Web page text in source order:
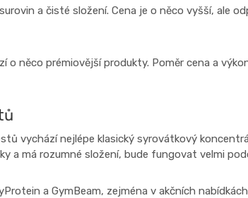
a čisté složení. Cena je o něco vyšší, ale
o něco prémiovější produkty. Poměr cena a
vychází nejlépe klasický syrovátkový
a má rozumné složení, bude fungovat velmi
a GymBeam, zejména v akčních